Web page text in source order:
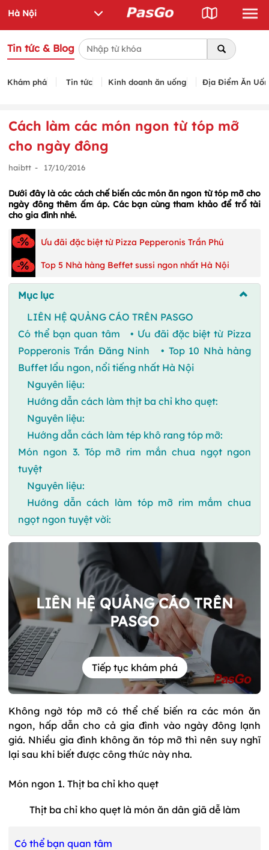
Tin tức & Blog
Khám phá Tin tức Kinh doanh ăn uống Địa Điểm Ăn
Cách làm các món ngon từ tóp mỡ
cho ngày đông
haibtt - 17/10/2016
Dưới đây là các cách chế biến các món ăn ngon từ tóp mỡ cho
ngày đông thêm ấm áp. Các bạn cùng tham khảo để trổ tài
cho gia đình nhé.
Ưu đãi đặc biệt từ Pizza Pepperonis Trần Phú
Top 5 Nhà hàng Beffet sussi ngon nhất Hà Nội
Mục lục
LIÊN HỆ QUẢNG CÁO TRÊN PASGO
Có thể bạn quan tâm • Ưu đãi đặc biệt từ Pizza
Popperonis Trần Đăng Ninh • Top 10 Nhà hàng
Buffet lẩu ngon, nổi tiếng nhất Hà Nội
Nguyên liệu:
Hướng dẫn cách làm thịt ba chỉ kho quẹt:
Nguyên liệu:
Hướng dẫn cách làm tép khô rang tóp mỡ:
Món ngon 3. Tóp mỡ rim mắn chua ngọt ngon
tuyệt
Nguyên liệu:
Hướng dẫn cách làm tóp mỡ rim mắm chua
ngọt ngon tuyệt vời:
LIÊN HỆ QUẢNG CÁO TRÊN
PASGO
Tiếp tục khám phá
Không ngờ tóp mỡ có thể chế biến ra các món ăn
ngon, hấp dẫn cho cả gia đình vào ngày đông lạnh
giá. Nhiều gia đình không ăn tóp mỡ thì nên suy nghĩ
lại sau khi biết được công thức này nha.
Món ngon 1. Thịt ba chỉ kho quẹt
Thịt ba chỉ kho quẹt là món ăn dân giã dễ làm
Có thể bạn quan tâm